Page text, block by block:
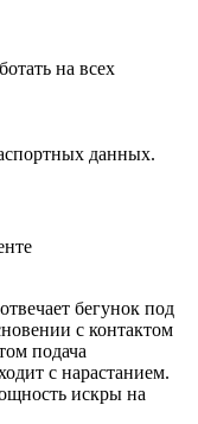
на всех
данных.
бегунок под
с контактом
подача
с нарастанием.
искры на